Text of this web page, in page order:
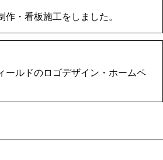
作・看板施工をしました。
ールドのロゴデザイン・ホームペ